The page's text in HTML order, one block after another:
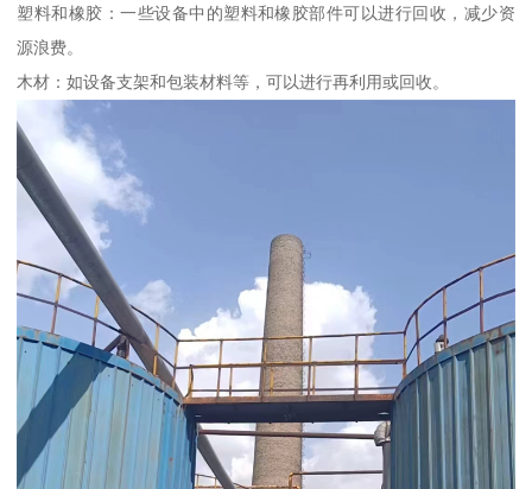
塑料和橡胶：一些设备中的塑料和橡胶部件可以进行回收，减少资
源浪费。
木材：如设备支架和包装材料等，可以进行再利用或回收。